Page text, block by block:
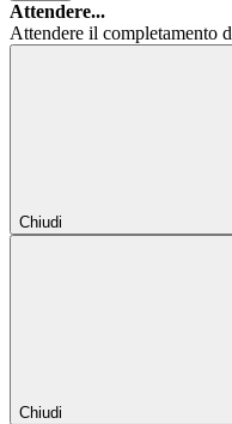
Attendere...
Attendere il completamento
Chiudi
Chiudi